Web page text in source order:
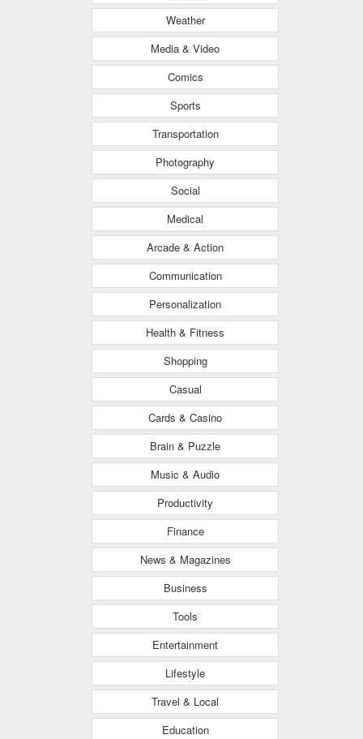
Weather
Media & Video
Comics
Sports
Transportation
Photography
Social
Medical
Arcade & Action
Communication
Personalization
Health & Fitness
Shopping
Casual
Cards & Casino
Brain & Puzzle
Music & Audio
Productivity
Finance
News & Magazines
Business
Tools
Entertainment
Lifestyle
Travel & Local
Education